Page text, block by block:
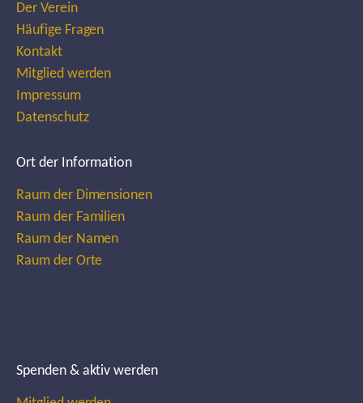
Der Verein
Häufige Fragen
Kontakt
Mitglied werden
Impressum
Datenschutz
Ort der Information
Raum der Dimensionen
Raum der Familien
Raum der Namen
Raum der Orte
Spenden & aktiv werden